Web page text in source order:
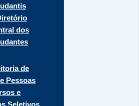
dos
de
Pessoas
e